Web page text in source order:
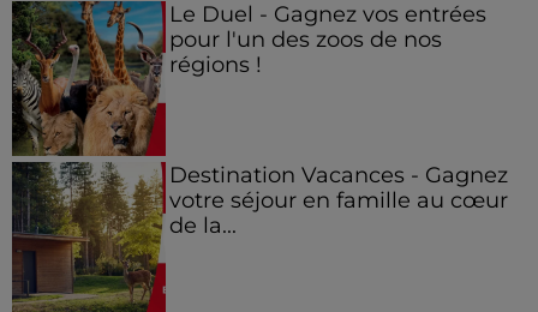
Le Duel - Gagnez vos entrées
pour l'un des zoos de nos
régions !
Destination Vacances - Gagnez
votre séjour en famille au cœur
de la...